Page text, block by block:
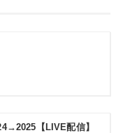
【LIVE配信】